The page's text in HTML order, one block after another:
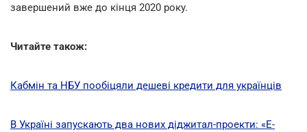
завершений вже до кінця 2020 року.
Читайте також:
Кабмін та НБУ пообіцяли дешеві кредити для українців
В Україні запускають два нових діджитал-проекти: «Е-